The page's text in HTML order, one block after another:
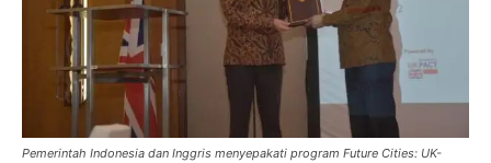
Pemerintah Indonesia dan Inggris menyepakati program Future Cities: UK-